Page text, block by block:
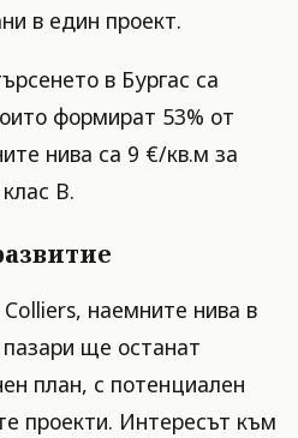
в един проект.
в Бургас са
формират 53% от
нива са 9 €/кв.м за
B.
наемните нива в
ще останат
план, с потенциален
проекти. Интересът към